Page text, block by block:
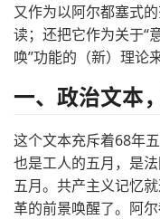
又作为以阿尔都塞式
读；还把它作为关于“
唤”功能的（新）理论
一、政治文本
这个文本充斥着68年
也是工人的五月，是
五月。共产主义记忆
革的前景唤醒了。阿